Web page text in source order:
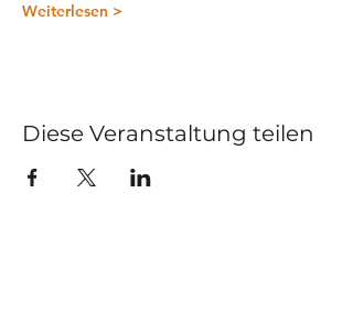
Weiterlesen >
Diese Veranstaltung teilen